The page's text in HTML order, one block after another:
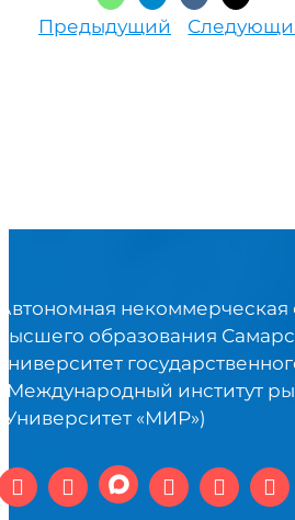
Предыдущий
некоммерческая
образования
институт
«МИР»)